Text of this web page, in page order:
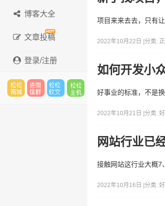
博客大全
文章投稿
登录/注册
项目来来去去，只有
2022年10月22日 | 分类:
如何开发小
好事业的标准，不是
2022年10月21日 | 分类:
网站行业已
接触网站这行业大概7
2022年10月16日 | 分类: